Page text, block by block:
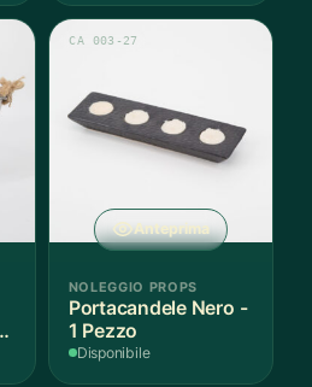
Anteprima
CA 003-27
NOLEGGIO PROPS
Portacandele Nero -
1 Pezzo
Disponibile